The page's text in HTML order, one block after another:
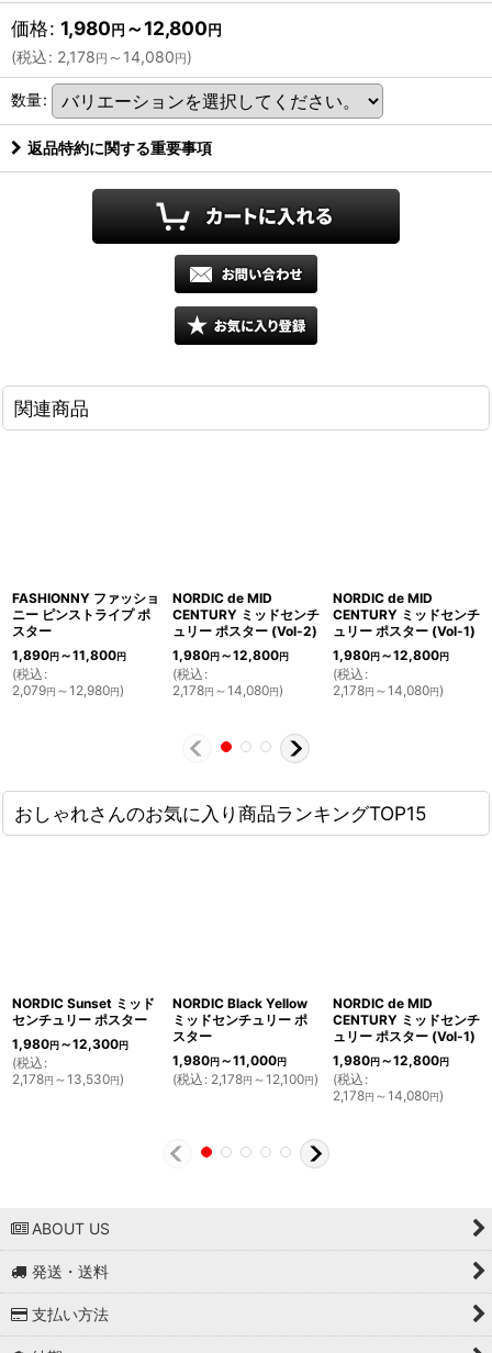
価格: 1,980円 ～12,800円
(税込: 2,178円 ～14,080円)
数量:
返品特約に関する重要事項
関連商品
FASHIONNY ファッショ
ニー ピンストライプ ポ
スター
1,890円～11,800円
(税込 :
2,079円 ～12,980円)
NORDIC de MID
CENTURY ミッドセンチ
ュリー ポスター (Vol-2)
1,980円～12,800円
(税込 :
2,178円 ～14,080円)
NORDIC de MID
CENTURY ミッドセンチ
ュリー ポスター (Vol-1)
1,980円～12,800円
(税込 :
2,178円 ～14,080円)
おしゃれさんのお気に入り商品ランキングTOP15
NORDIC Sunset ミッド
センチュリー ポスター
1,980円～12,300円
(税込 :
2,178円 ～13,530円)
NORDIC Black Yellow
ミッドセンチュリー ポ
スター
1,980円～11,000円
(税込 : 2,178円 ～12,100円)
NORDIC de MID
CENTURY ミッドセンチ
ュリー ポスター (Vol-1)
1,980円～12,800円
(税込 :
2,178円 ～14,080円)
ABOUT US
発送・送料
支払い方法